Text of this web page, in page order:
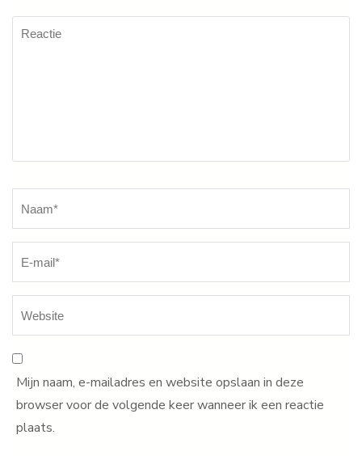
Reactie
Mijn naam, e-mailadres en website opslaan in deze
browser voor de volgende keer wanneer ik een reactie
plaats.